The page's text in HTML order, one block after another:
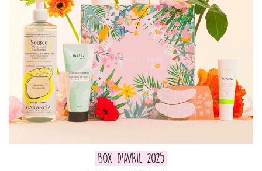
BOX D'AVRIL 2025